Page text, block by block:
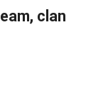
clan